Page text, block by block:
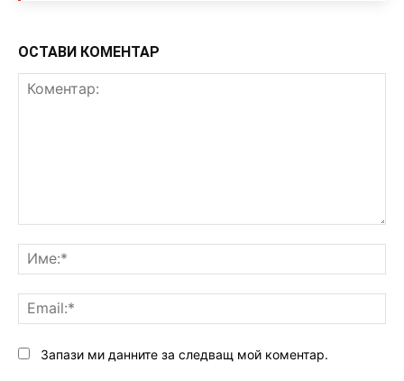
ОСТАВИ КОМЕНТАР
Запази ми данните за следващ мой коментар.